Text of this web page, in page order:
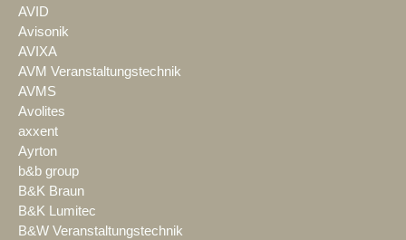
AVID
Avisonik
AVIXA
AVM Veranstaltungstechnik
AVMS
Avolites
axxent
Ayrton
b&b group
B&K Braun
B&K Lumitec
B&W Veranstaltungstechnik